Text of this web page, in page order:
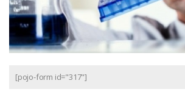
[pojo-form id="317"]